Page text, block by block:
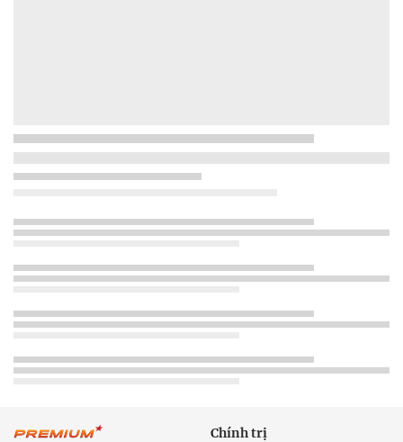
Chính trị